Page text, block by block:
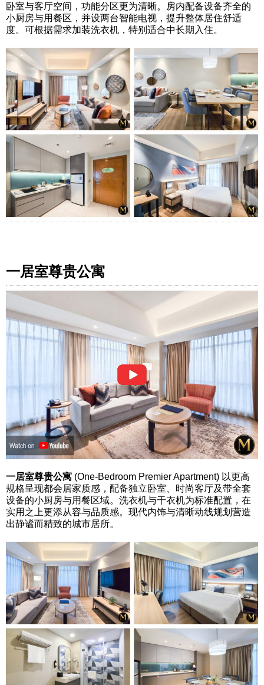
卧室与客厅空间，功能分区更为清晰。房内配备设备齐全的
小厨房与用餐区，并设两台智能电视，提升整体居住舒适
度。可根据需求加装洗衣机，特别适合中长期入住。
一居室尊贵公寓
一居室尊贵公寓 (One-Bedroom Premier Apartment) 以更高
规格呈现都会居家质感，配备独立卧室、时尚客厅及带全套
设备的小厨房与用餐区域。洗衣机与干衣机为标准配置，在
实用之上更添从容与品质感。现代内饰与清晰动线规划营造
出静谧而精致的城市居所。